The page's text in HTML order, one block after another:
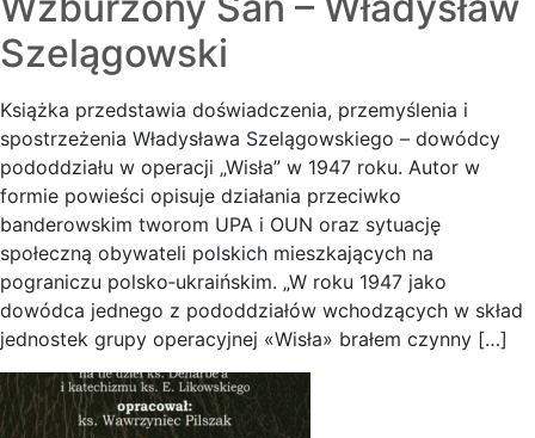
Szelągowski
Książka przedstawia doświadczenia, przemyślenia i
spostrzeżenia Władysława Szelągowskiego – dowódcy
pododdziału w operacji „Wisła” w 1947 roku. Autor w
formie powieści opisuje działania przeciwko
banderowskim tworom UPA i OUN oraz sytuację
społeczną obywateli polskich mieszkających na
pograniczu polsko‑ukraińskim. „W roku 1947 jako
dowódca jednego z pododdziałów wchodzących w skład
jednostek grupy operacyjnej «Wisła» brałem czynny […]